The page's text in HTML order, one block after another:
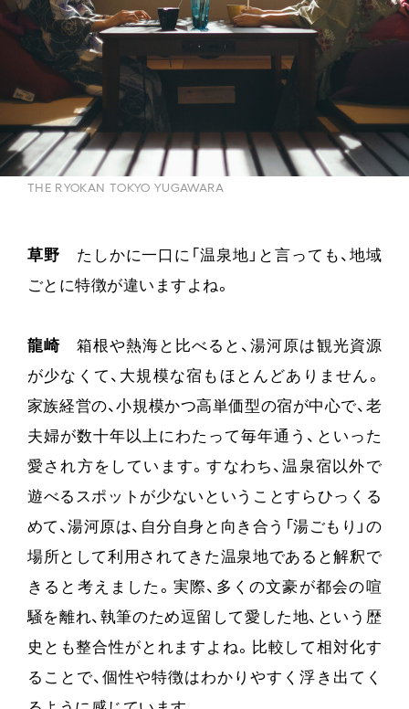
THE RYOKAN TOKYO YUGAWARA
草野 たしかに一口に「温泉地」と言っても、地域
ごとに特徴が違いますよね。
龍崎箱根や熱海と比べると、湯河原は観光資源
が少なくて、大規模な宿もほとんどありません。
家族経営の、小規模かつ高単価型の宿が中心で、老
夫婦が数十年以上にわたって毎年通う、といった
愛され方をしています。すなわち、温泉宿以外で
遊べるスポットが少ないということすらひっくる
めて、湯河原は、自分自身と向き合う「湯ごもり」の
場所として利用されてきた温泉地であると解釈で
きると考えました。実際、多くの文豪が都会の喧
騒を離れ、執筆のため逗留して愛した地、という歴
史とも整合性がとれますよね。比較して相対化す
ることで、個性や特徴はわかりやすく浮き出てく